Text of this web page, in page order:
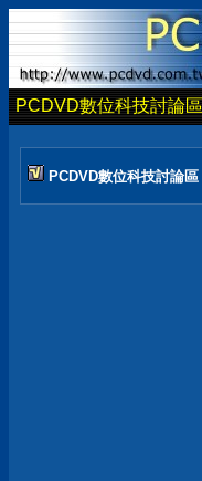
PCDVD數位科技討論區
PCDVD數位科技討論區